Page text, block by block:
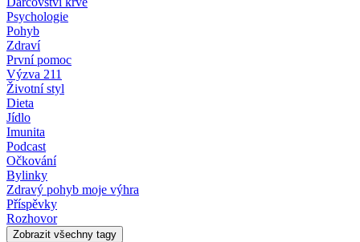
Psychologie
Pohyb
Zdraví
První pomoc
Výzva 211
Životní styl
Dieta
Jídlo
Imunita
Podcast
Očkování
Bylinky
Zdravý pohyb moje výhra
Příspěvky
Rozhovor
Zobrazit všechny tagy